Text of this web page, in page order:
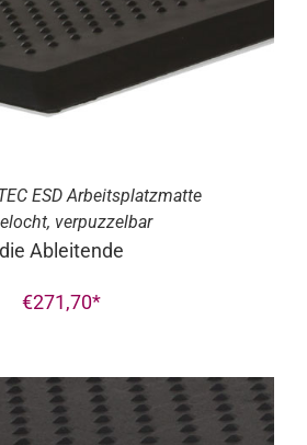
ESDArbeitsplatzmatte
verpuzzelbar
die Ableitende
€271,70